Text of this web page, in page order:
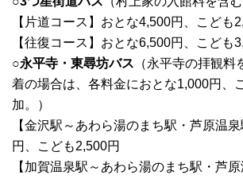
【片道コース】おとな4,500円、こども
【往復コース】おとな6,500円、こども
○永平寺・東尋坊バス （永平寺の拝観
着の場合は、各料金におとな1,000円、
加。）
【金沢駅～あわら湯のまち駅・芦原温
円、こども2,500円
【加賀温泉駅～あわら湯のまち駅・芦